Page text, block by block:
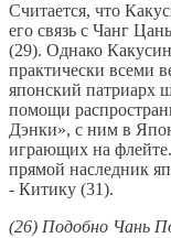
Считается, что
его связь с Чанг
(29). Однако
практически всеми
японский патриарх
помощи
Дэнки», с ним в
играющих на
прямой наследник
- Китику (31).
(26) Подобно Чань